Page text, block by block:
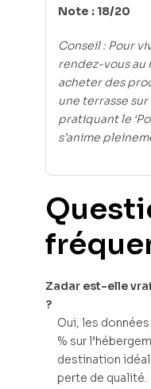
Note : 18/20
Conseil : Pour
rendez-vous au
acheter des
une terrasse sur
pratiquant le
s’anime
Zadar est-elle
?
Oui, les
% sur
destination
perte de qualité.